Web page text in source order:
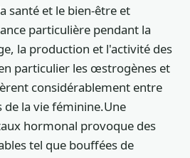
santé et le bien-être et
particulière pendant la
la production et l'activité des
particulier les œstrogènes et
considérablement entre
la vie féminine.Une
hormonal provoque des
tel que bouffées de